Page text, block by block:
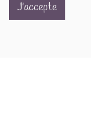
J'accepte